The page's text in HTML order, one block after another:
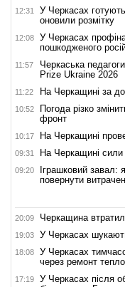
12:31
У Черкасах
оновили розмітку
12:08
У Черкасах
пошкодженого
11:57
Черкаська
Prize Ukraine 2026
11:22 На Черкащині за
10:52
Погода різко
фронт
10:17 На Черкащині
09:31 На Черкащині
09:20
Іграшковий завал:
повернути
20:09 Черкащина
19:03 У Черкасах
18:08
У Черкасах
через ремонт
17:19
У Черкасах після